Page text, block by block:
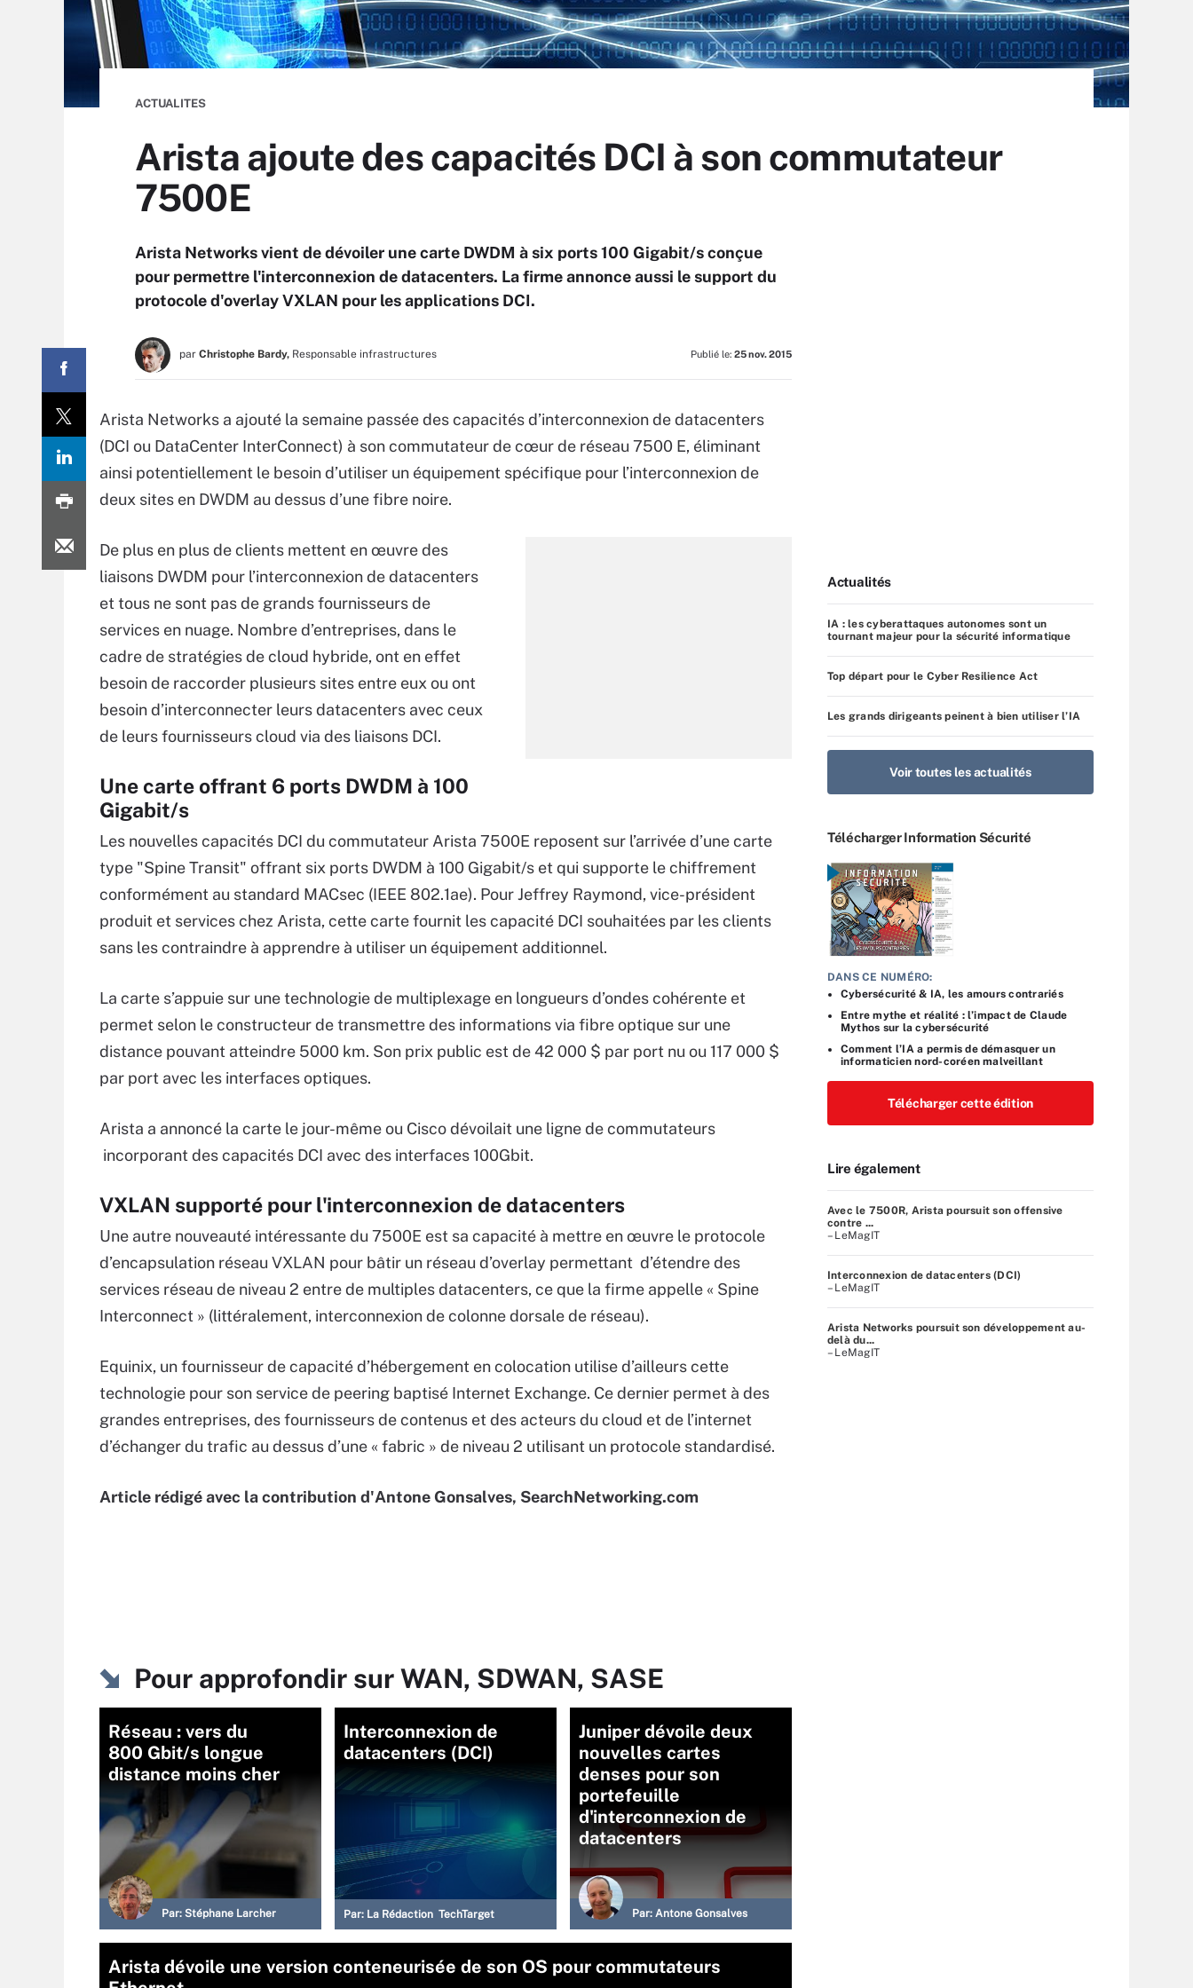
ACTUALITES
Arista ajoute des capacités DCI à son commutateur
7500E
Arista Networks vient de dévoiler une carte DWDM à six ports 100 Gigabit/s conçue
pour permettre l'interconnexion de datacenters. La firme annonce aussi le support du
protocole d'overlay VXLAN pour les applications DCI.
par Christophe Bardy, Responsable infrastructures Publié le: 25 nov. 2015
Arista Networks a ajouté la semaine passée des capacités d’interconnexion de datacenters
(DCI ou DataCenter InterConnect) à son commutateur de cœur de réseau 7500 E, éliminant
ainsi potentiellement le besoin d’utiliser un équipement spécifique pour l’interconnexion de
deux sites en DWDM au dessus d’une fibre noire.
De plus en plus de clients mettent en œuvre des
liaisons DWDM pour l’interconnexion de datacenters
et tous ne sont pas de grands fournisseurs de
services en nuage. Nombre d’entreprises, dans le
cadre de stratégies de cloud hybride, ont en effet
besoin de raccorder plusieurs sites entre eux ou ont
besoin d’interconnecter leurs datacenters avec ceux
de leurs fournisseurs cloud via des liaisons DCI.
Une carte offrant 6 ports DWDM à 100
Gigabit/s
Les nouvelles capacités DCI du commutateur Arista 7500E reposent sur l’arrivée d’une carte
type "Spine Transit" offrant six ports DWDM à 100 Gigabit/s et qui supporte le chiffrement
conformément au standard MACsec (IEEE 802.1ae). Pour Jeffrey Raymond, vice-président
produit et services chez Arista, cette carte fournit les capacité DCI souhaitées par les clients
sans les contraindre à apprendre à utiliser un équipement additionnel.
La carte s’appuie sur une technologie de multiplexage en longueurs d’ondes cohérente et
permet selon le constructeur de transmettre des informations via fibre optique sur une
distance pouvant atteindre 5000 km. Son prix public est de 42 000 $ par port nu ou 117 000 $
par port avec les interfaces optiques.
Arista a annoncé la carte le jour-même ou Cisco dévoilait une ligne de commutateurs
incorporant des capacités DCI avec des interfaces 100Gbit.
VXLAN supporté pour l'interconnexion de datacenters
Une autre nouveauté intéressante du 7500E est sa capacité à mettre en œuvre le protocole
d’encapsulation réseau VXLAN pour bâtir un réseau d’overlay permettant d’étendre des
services réseau de niveau 2 entre de multiples datacenters, ce que la firme appelle « Spine
Interconnect » (littéralement, interconnexion de colonne dorsale de réseau).
Equinix, un fournisseur de capacité d’hébergement en colocation utilise d’ailleurs cette
technologie pour son service de peering baptisé Internet Exchange. Ce dernier permet à des
grandes entreprises, des fournisseurs de contenus et des acteurs du cloud et de l’internet
d’échanger du trafic au dessus d’une « fabric » de niveau 2 utilisant un protocole standardisé.
Article rédigé avec la contribution d'Antone Gonsalves, SearchNetworking.com
Pour approfondir sur WAN, SDWAN, SASE
Réseau : vers du
800 Gbit/s longue
distance moins cher
Par: Stéphane Larcher
Interconnexion de
datacenters (DCI)
Par: La Rédaction TechTarget
Juniper dévoile deux
nouvelles cartes
denses pour son
portefeuille
d'interconnexion de
datacenters
Par: Antone Gonsalves
Arista dévoile une version conteneurisée de son OS pour commutateurs
Actualités
IA : les cyberattaques autonomes sont un
tournant majeur pour la sécurité informatique
Top départ pour le Cyber Resilience Act
Les grands dirigeants peinent à bien utiliser l’IA
Voir toutes les actualités
Télécharger Information Sécurité
DANS CE NUMÉRO:
Cybersécurité & IA, les amours contrariés
Entre mythe et réalité : l’impact de Claude
Mythos sur la cybersécurité
Comment l’IA a permis de démasquer un
informaticien nord-coréen malveillant
Télécharger cette édition
Lire également
Avec le 7500R, Arista poursuit son offensive
contre ...
– LeMagIT
Interconnexion de datacenters (DCI)
– LeMagIT
Arista Networks poursuit son développement au-
delà du...
– LeMagIT